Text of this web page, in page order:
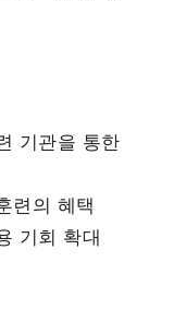
기관을 통한
련의 혜택
기회 확대